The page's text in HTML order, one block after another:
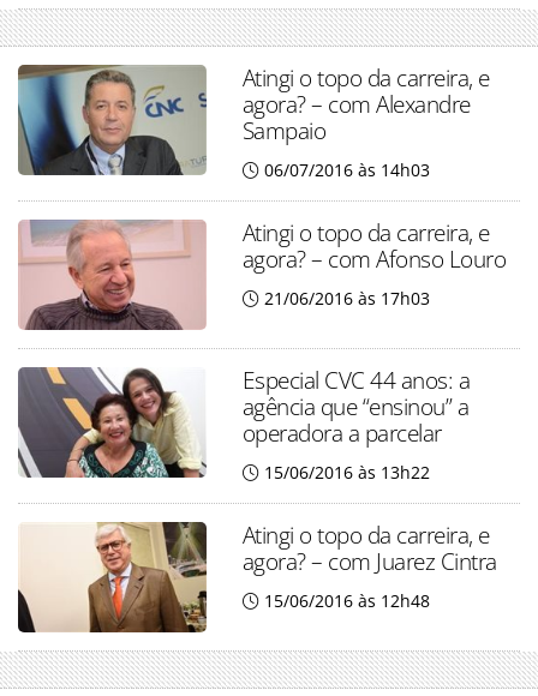
Atingi o topo da carreira, e
agora? – com Alexandre
Sampaio
06/07/2016 às 14h03
Atingi o topo da carreira, e
agora? – com Afonso Louro
21/06/2016 às 17h03
Especial CVC 44 anos: a
agência que “ensinou” a
operadora a parcelar
15/06/2016 às 13h22
Atingi o topo da carreira, e
agora? – com Juarez Cintra
15/06/2016 às 12h48